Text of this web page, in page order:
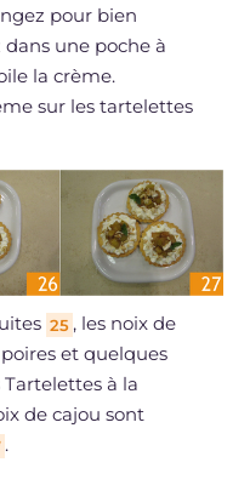
pour bien
dans une poche à
la crème.
sur les tartelettes
25 , les noix de
et quelques
Tartelettes à la
de cajou sont
.